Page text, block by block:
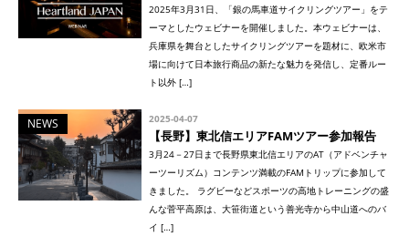
2025年3月31日、「銀の馬車道サイクリングツアー」をテ
ーマとしたウェビナーを開催しました。本ウェビナーは、
兵庫県を舞台としたサイクリングツアーを題材に、欧米市
場に向けて日本旅行商品の新たな魅力を発信し、定番ルー
ト以外 […]
NEWS 2025-04-07
【長野】東北信エリアFAMツアー参加報告
3月24－27日まで長野県東北信エリアのAT（アドベンチャ
ーツーリズム）コンテンツ満載のFAMトリップに参加して
きました。 ラグビーなどスポーツの高地トレーニングの盛
んな菅平高原は、大笹街道という善光寺から中山道へのバ
イ […]